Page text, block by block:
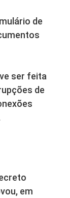
de
ser feita
de
em